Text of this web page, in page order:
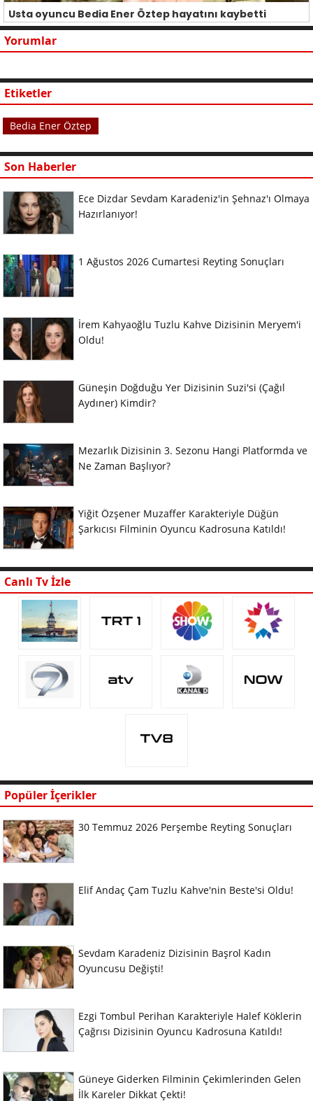
Usta oyuncu Bedia Ener Öztep hayatını kaybetti
Yorumlar
Etiketler
Bedia Ener Öztep
Son Haberler
Ece Dizdar Sevdam Karadeniz'in Şehnaz'ı Olmaya
Hazırlanıyor!
1 Ağustos 2026 Cumartesi Reyting Sonuçları
İrem Kahyaoğlu Tuzlu Kahve Dizisinin Meryem'i
Oldu!
Güneşin Doğduğu Yer Dizisinin Suzi'si (Çağıl
Aydıner) Kimdir?
Mezarlık Dizisinin 3. Sezonu Hangi Platformda ve
Ne Zaman Başlıyor?
Yiğit Özşener Muzaffer Karakteriyle Düğün
Şarkıcısı Filminin Oyuncu Kadrosuna Katıldı!
Canlı Tv İzle
Popüler İçerikler
30 Temmuz 2026 Perşembe Reyting Sonuçları
Elif Andaç Çam Tuzlu Kahve'nin Beste'si Oldu!
Sevdam Karadeniz Dizisinin Başrol Kadın
Oyuncusu Değişti!
Ezgi Tombul Perihan Karakteriyle Halef Köklerin
Çağrısı Dizisinin Oyuncu Kadrosuna Katıldı!
Güneye Giderken Filminin Çekimlerinden Gelen
İlk Kareler Dikkat Çekti!